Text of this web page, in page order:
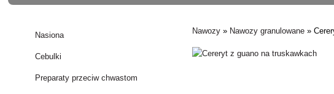
Nasiona
Cebulki
Preparaty przeciw chwastom
Nawozy » Nawozy granulowane »